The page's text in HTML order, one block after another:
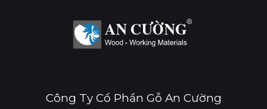
CHỐNG MỐI MỌT CHỐNG TRẦY XƯỚC CAO
Công Ty Cổ Phần Gỗ An Cường